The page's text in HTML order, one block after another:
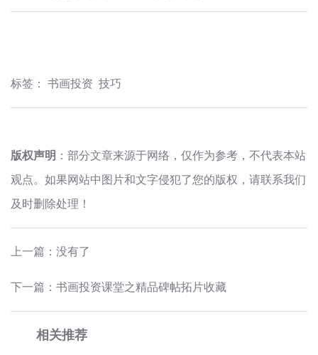
标签： 书画投资 技巧
版权声明 ：部分文章来源于网络，仅作为参考，不代表本站
观点。如果网站中图片和文字侵犯了您的版权，请联系我们
及时删除处理！
上一篇：没有了
下一篇： 书画投资课堂之精品碑帖拓片收藏
相关推荐